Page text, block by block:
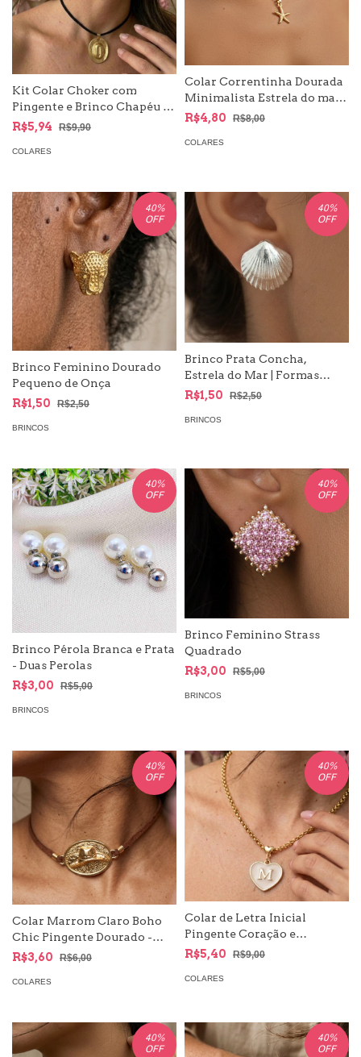
Kit Colar Choker com
Pingente e Brinco Chapéu -
Moda Sertaneja
R$5,94 R$9,90
COLARES
Colar Correntinha Dourada
Minimalista Estrela do mar
e búzios Moda Mar
R$4,80 R$8,00
COLARES
40%
OFF
Brinco Feminino Dourado
Pequeno de Onça
R$1,50
R$2,50
BRINCOS
40%
OFF
Brinco Prata Concha,
Estrela do Mar | Formas
Moda Mar
R$1,50 R$2,50
BRINCOS
40%
OFF
Brinco Pérola Branca e Prata
- Duas Perolas
R$3,00
R$5,00
BRINCOS
40%
OFF
Brinco Feminino Strass
Quadrado
R$3,00
R$5,00
BRINCOS
40%
OFF
Colar Marrom Claro Boho
Chic Pingente Dourado -
Country
R$3,60 R$6,00
COLARES
40%
OFF
Colar de Letra Inicial
Pingente Coração e
Corrente Dourada
R$5,40 R$9,00
COLARES
40%
OFF
40%
OFF